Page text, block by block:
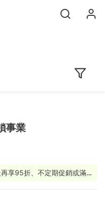
事業
享95折、不定期促銷或滿額